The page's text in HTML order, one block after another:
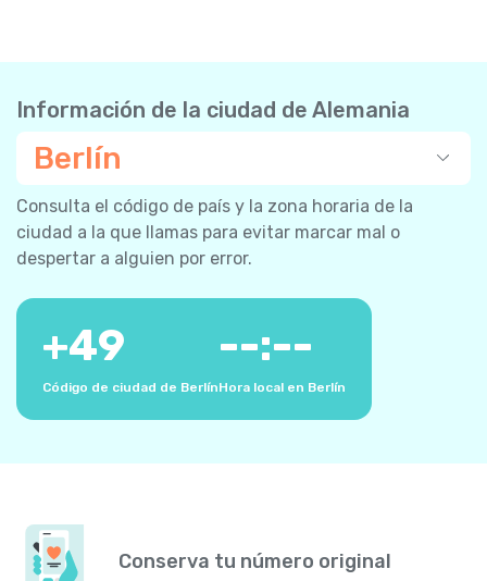
Información de la ciudad de Alemania
Berlín
Consulta el código de país y la zona horaria de la
ciudad a la que llamas para evitar marcar mal o
despertar a alguien por error.
+49
Código de ciudad de Berlín
--:--
Hora local en Berlín
Conserva tu número original